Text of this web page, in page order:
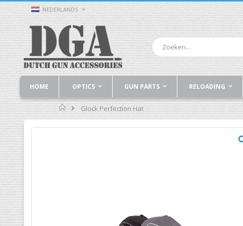
Ga
naar
de
inhoud
TAALNEDERLANDS
Zoek
HOME OPTICS GUN PARTS RELOADING
Home
Glock Perfection Hat
Ga